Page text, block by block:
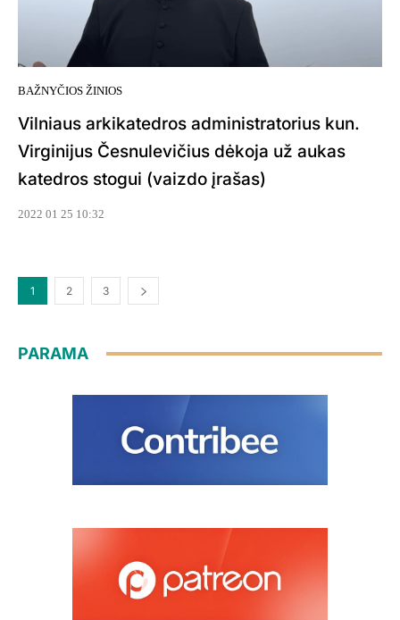
BAŽNYČIOS ŽINIOS
Vilniaus arkikatedros administratorius kun.
Virginijus Česnulevičius dėkoja už aukas
katedros stogui (vaizdo įrašas)
2022 01 25 10:32
1 2 3
PARAMA